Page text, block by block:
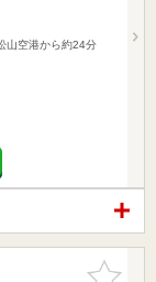
山空港から約24分
お気に入